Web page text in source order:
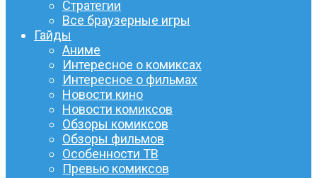
Стратегии
Все браузерные игры
Гайды
Аниме
Интересное о комиксах
Интересное о фильмах
Новости кино
Новости комиксов
Обзоры комиксов
Обзоры фильмов
Особенности ТВ
Превью комиксов